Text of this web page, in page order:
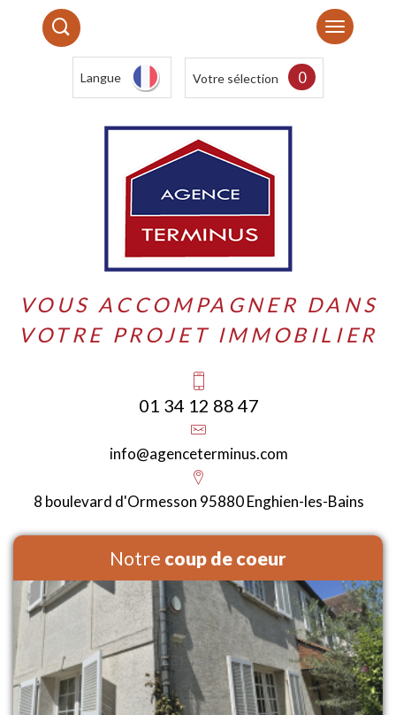
Langue Votre sélection 0
VOUS ACCOMPAGNER DANS
VOTRE PROJET IMMOBILIER
01 34 12 88 47
info@agenceterminus.com
8 boulevard d'Ormesson 95880 Enghien-les-Bains
Notre coup de coeur